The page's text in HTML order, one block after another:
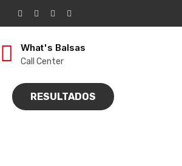
What's Balsas
Call Center
RESULTADOS